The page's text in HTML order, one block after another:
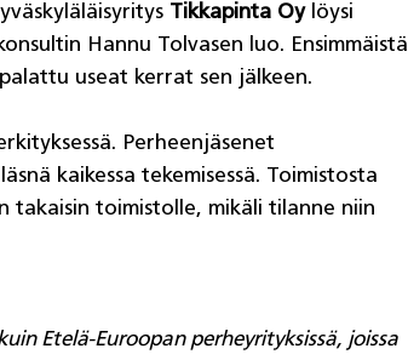
Tikkapinta Oy löysi
Hannu Tolvasen luo. Ensimmäistä
useat kerrat sen jälkeen.
Perheenjäsenet
kaikessa tekemisessä. Toimistosta
takaisin toimistolle, mikäli tilanne niin
Etelä-Euroopan perheyrityksissä, joissa